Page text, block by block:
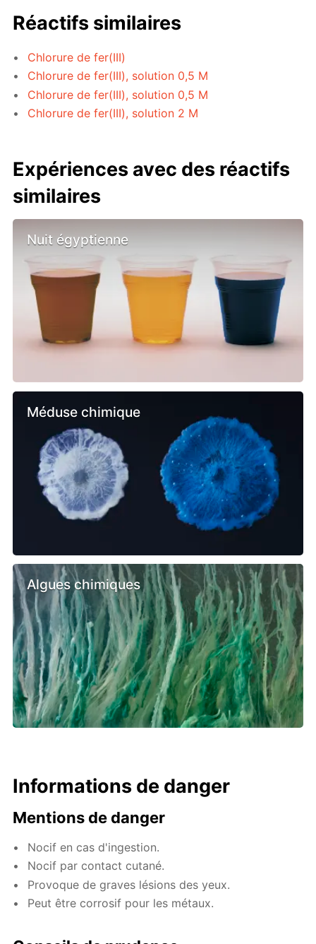
Réactifs similaires
Chlorure de fer(III)
Chlorure de fer(III), solution 0,5 M
Chlorure de fer(III), solution 0,5 M
Chlorure de fer(III), solution 2 M
Expériences avec des réactifs
similaires
Nuit égyptienne
Méduse chimique
Algues chimiques
Informations de danger
Mentions de danger
Nocif en cas d'ingestion.
Nocif par contact cutané.
Provoque de graves lésions des yeux.
Peut être corrosif pour les métaux.